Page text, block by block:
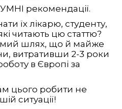
рекомендації.
їх лікарю, студенту,
читають цю статтю?
шлях, що й майже
витративши 2-3 роки
в Європі за
цього робити не
ситуації!